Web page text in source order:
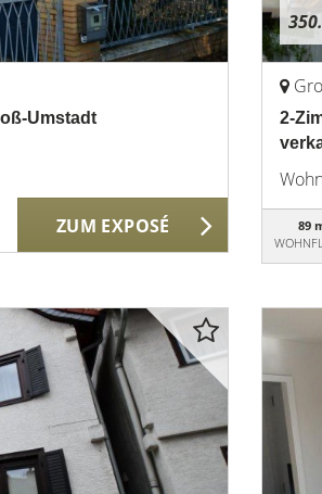
Umstadt
ZUM EXPOSÉ
2-
89